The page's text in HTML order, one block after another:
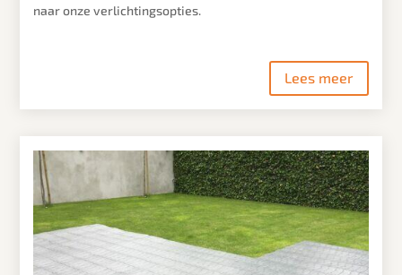
naar onze verlichtingsopties.
Lees meer